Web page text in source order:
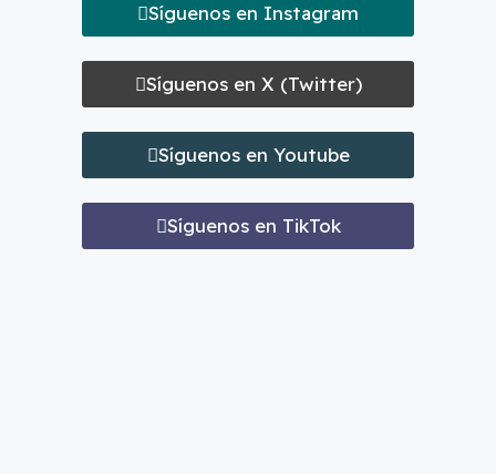
Síguenos en Instagram
Síguenos en X (Twitter)
Síguenos en Youtube
Síguenos en TikTok